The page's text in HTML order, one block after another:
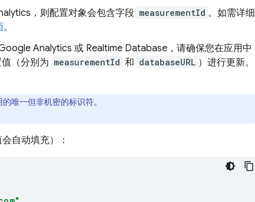
，则配置对象会包含字段 measurementId 。如需详细
。
Analytics 或 Realtime Database ，请确保您在应用中
（分别为 measurementId 和 databaseURL ）进行更新。
唯一但非机密的标识符。
自动填充）：